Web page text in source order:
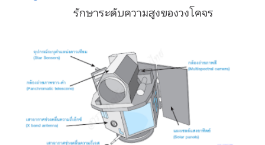
รักษาระดับความสูงของวงโคจร